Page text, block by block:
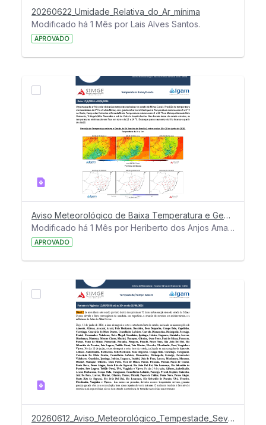
20260622_Umidade_Relativa_do_Ar_mínima
Modificado há 1 Mês por Lais Alves Santos.
APROVADO
Aviso Meteorológico de Baixa Temperatura e Geada em MG - 17 a 20 de junho de 2026
Modificado há 1 Mês por Heriberto dos Anjos Amaro.
APROVADO
20260612_Aviso_Meteorológico_Tempestade_Severa